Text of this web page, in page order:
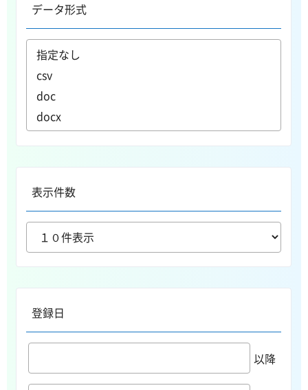
データ形式
表示件数
登録日
以降